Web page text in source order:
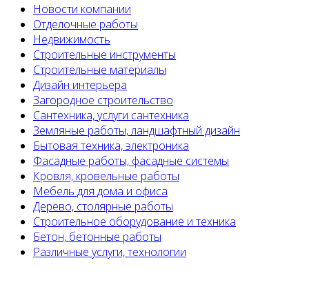
Новости компании
Отделочные работы
Недвижимость
Строительные инструменты
Строительные материалы
Дизайн интерьера
Загородное строительство
Сантехника, услуги сантехника
Земляные работы, ландшафтный дизайн
Бытовая техника, электроника
Фасадные работы, фасадные системы
Кровля, кровельные работы
Мебель для дома и офиса
Дерево, столярные работы
Строительное оборудование и техника
Бетон, бетонные работы
Различные услуги, технологии